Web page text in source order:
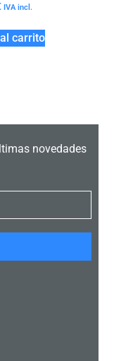
IVA incl.
carrito
novedades